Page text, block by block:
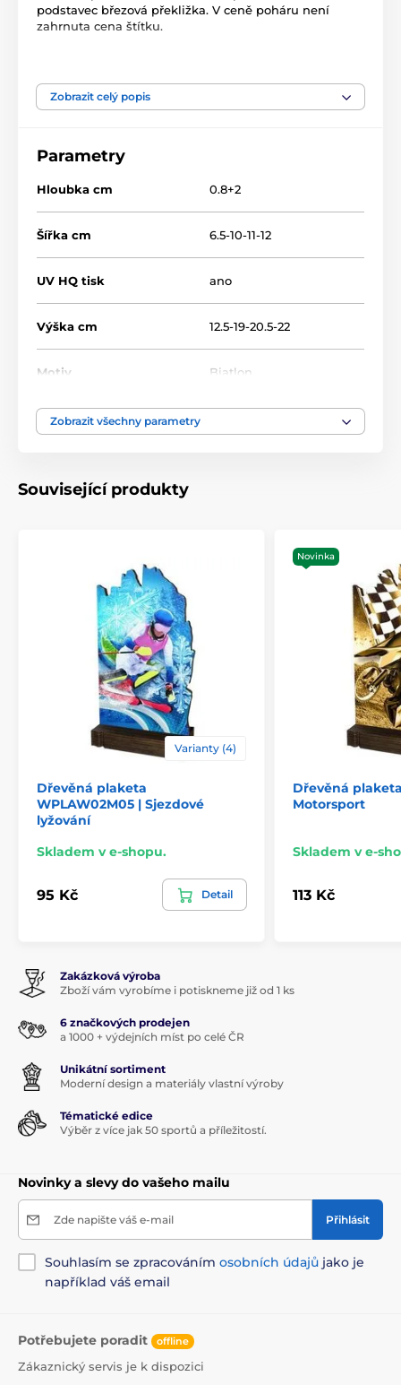
podstavec březová překližka. V ceně poháru není
zahrnuta cena štítku.
Biatlon Zimní sporty WPLA02
Zobrazit celý popis
Parametry
Hloubka cm 0.8+2
Šířka cm 6.5-10-11-12
UV HQ tisk ano
Výška cm 12.5-19-20.5-22
Motiv Biatlon
Typ ocenění
Zobrazit všechny parametry
Související produkty
Varianty (4)
Dřevěná plaketa
WPLAW02M05 | Sjezdové
lyžování
Skladem v e-shopu.
95 Kč Detail
Novinka
Dřevěná
Motorsport
Skladem v e-
113 Kč
Zakázková výroba
Zboží vám vyrobíme i potiskneme již od 1 ks
6 značkových prodejen
a 1000 + výdejních míst po celé ČR
Unikátní sortiment
Moderní design a materiály vlastní výroby
Tématické edice
Výběr z více jak 50 sportů a příležitostí.
Novinky a slevy do vašeho mailu
Zde napište váš e-mail Přihlásit
Souhlasím se zpracováním osobních údajů jako je
například váš email
Potřebujete poradit offline
Zákaznický servis je k dispozici